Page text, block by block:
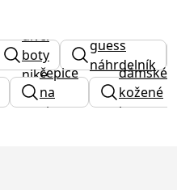
dívčí
boty
nike
guess
náhrdelník
čepice
na
zimu
dámské
kožené
boty